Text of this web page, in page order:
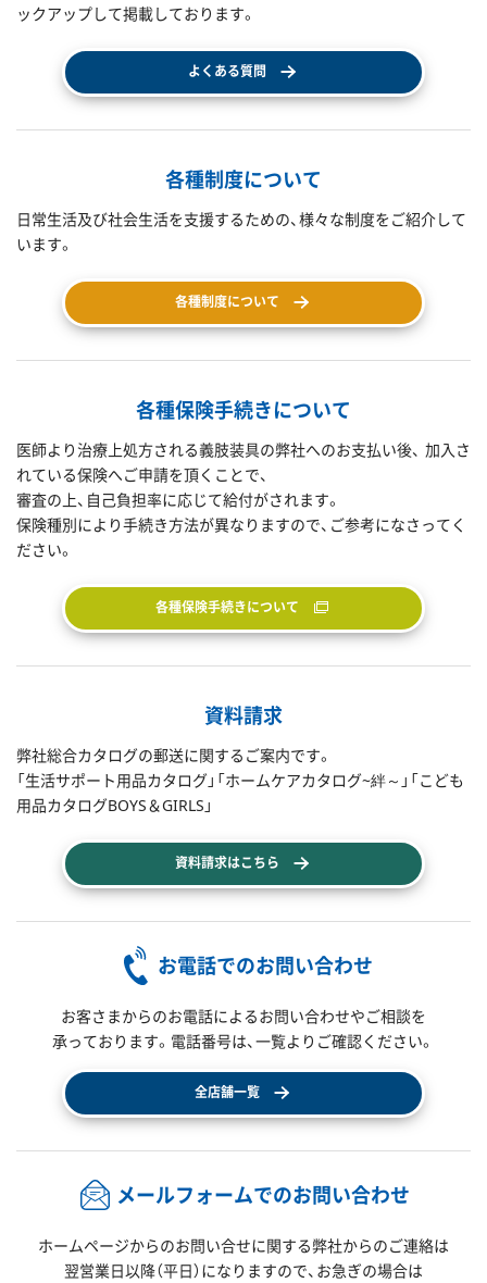
ックアップして掲載しております。
よくある質問
各種制度について
日常生活及び社会生活を支援するための、様々な制度をご紹介して
います。
各種制度について
各種保険手続きについて
医師より治療上処方される義肢装具の弊社へのお支払い後、 加入さ
れている保険へご申請を頂くことで、
審査の上、自己負担率に応じて給付がされます。
保険種別により手続き方法が異なりますので、ご参考になさってく
ださい。
各種保険手続きについて
資料請求
弊社総合カタログの郵送に関するご案内です。
「生活サポート用品カタログ」「ホームケアカタログ~絆～」「こども
用品カタログBOYS＆GIRLS」
資料請求はこちら
お電話でのお問い合わせ
お客さまからのお電話によるお問い合わせやご相談を
承っております。電話番号は、一覧よりご確認ください。
全店舗一覧
メールフォームでのお問い合わせ
ホームページからのお問い合せに関する弊社からのご連絡は
翌営業日以降（平日）になりますので、 お急ぎの場合は